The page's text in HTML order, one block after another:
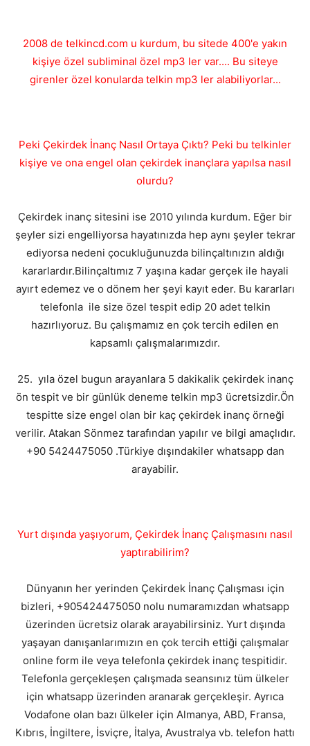
2008 de telkincd.com u kurdum, bu sitede 400'e yakın
kişiye özel subliminal özel mp3 ler var.... Bu siteye
girenler özel konularda telkin mp3 ler alabiliyorlar...
Peki Çekirdek İnanç Nasıl Ortaya Çıktı? Peki bu telkinler
kişiye ve ona engel olan çekirdek inançlara yapılsa nasıl
olurdu?
Çekirdek inanç sitesini ise 2010 yılında kurdum. Eğer bir
şeyler sizi engelliyorsa hayatınızda hep aynı şeyler tekrar
ediyorsa nedeni çocukluğunuzda bilinçaltınızın aldığı
kararlardır.Bilinçaltımız 7 yaşına kadar gerçek ile hayali
ayırt edemez ve o dönem her şeyi kayıt eder. Bu kararları
telefonla ile size özel tespit edip 20 adet telkin
hazırlıyoruz. Bu çalışmamız en çok tercih edilen en
kapsamlı çalışmalarımızdır.
25. yıla özel bugun arayanlara 5 dakikalik çekirdek inanç
ön tespit ve bir günlük deneme telkin mp3 ücretsizdir.Ön
tespitte size engel olan bir kaç çekirdek inanç örneği
verilir. Atakan Sönmez tarafından yapılır ve bilgi amaçlıdır.
+90 5424475050 .Türkiye dışındakiler whatsapp dan
arayabilir.
Yurt dışında yaşıyorum, Çekirdek İnanç Çalışmasını nasıl
yaptırabilirim?
Dünyanın her yerinden Çekirdek İnanç Çalışması için
bizleri, +905424475050 nolu numaramızdan whatsapp
üzerinden ücretsiz olarak arayabilirsiniz. Yurt dışında
yaşayan danışanlarımızın en çok tercih ettiği çalışmalar
online form ile veya telefonla çekirdek inanç tespitidir.
Telefonla gerçekleşen çalışmada seansınız tüm ülkeler
için whatsapp üzerinden aranarak gerçekleşir. Ayrıca
Vodafone olan bazı ülkeler için Almanya, ABD, Fransa,
Kıbrıs, İngiltere, İsviçre, İtalya, Avustralya vb. telefon hattı